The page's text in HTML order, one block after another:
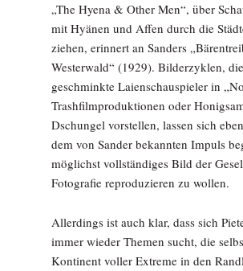
„The Hyena & Other Men“, über
mit Hyänen und Affen durch die
ziehen, erinnert an Sanders
Westerwald“ (1929). Bilderzyklen,
geschminkte Laienschauspieler in
Trashfilmproduktionen oder
Dschungel vorstellen, lassen sich
dem von Sander bekannten Impuls
möglichst vollständiges Bild der
Fotografie reproduzieren zu wollen.
Allerdings ist auch klar, dass sich
immer wieder Themen sucht, die
Kontinent voller Extreme in den